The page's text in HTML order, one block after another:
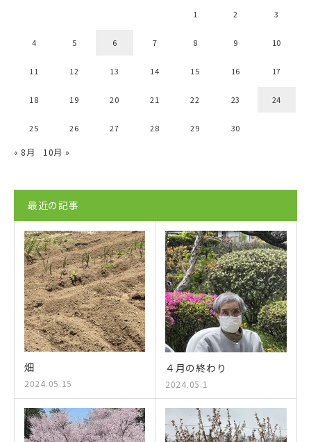
1
2 3
4 5 6 7 8 9 10
11 12 13 14 15 16 17
18 19 20 21 22 23 24
25 26 27 28 29 30
« 8月 10月 »
最近の記事
畑
2024.05.15
４月の終わり
2024.05.1